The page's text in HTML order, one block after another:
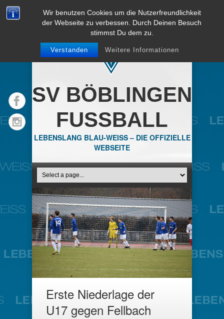
Wir benutzen Cookies um die Nutzerfreundlichkeit
der Webseite zu verbessen. Durch Deinen Besuch
stimmst Du dem zu.
Verstanden Weitere Informationen
SV BÖBLINGEN
FUSSBALL
LEBENSLANG BLAU-WEISS – DIE OFFIZIELLE
WEBSEITE
Erste Niederlage der
U17 gegen Fellbach